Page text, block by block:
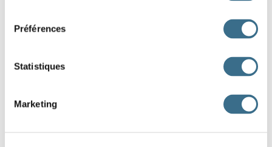
Préférences
Statistiques
Marketing
DONE!